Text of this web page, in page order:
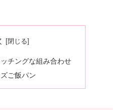
チングな組み合わせ
ご飯パン